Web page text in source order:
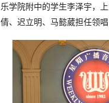
乐学院附中的学生李泽宇，
倩、迟立明、马懿葳担任领